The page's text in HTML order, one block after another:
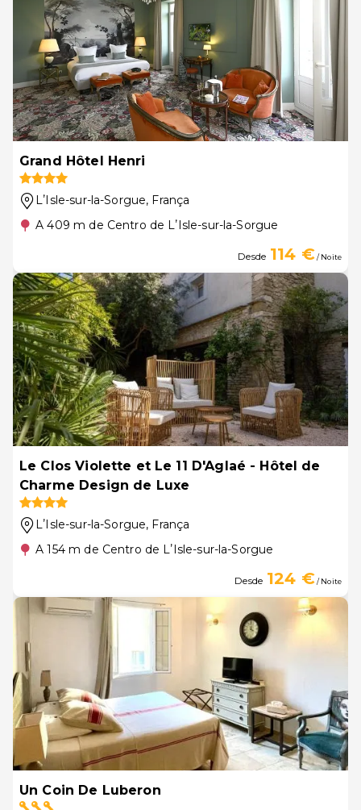
Grand Hôtel Henri
LʼIsle-sur-la-Sorgue, França
A 409 m de Centro de LʼIsle-sur-la-Sorgue
Desde 114 €/ Noite
Le Clos Violette et Le 11 D'Aglaé - Hôtel de
Charme Design de Luxe
LʼIsle-sur-la-Sorgue, França
A 154 m de Centro de LʼIsle-sur-la-Sorgue
Desde 124 €/ Noite
Un Coin De Luberon